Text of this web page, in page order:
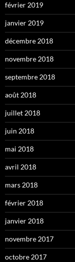
février 2019
janvier 2019
décembre 2018
novembre 2018
septembre 2018
août 2018
juillet 2018
juin 2018
mai 2018
avril 2018
mars 2018
février 2018
janvier 2018
novembre 2017
octobre 2017